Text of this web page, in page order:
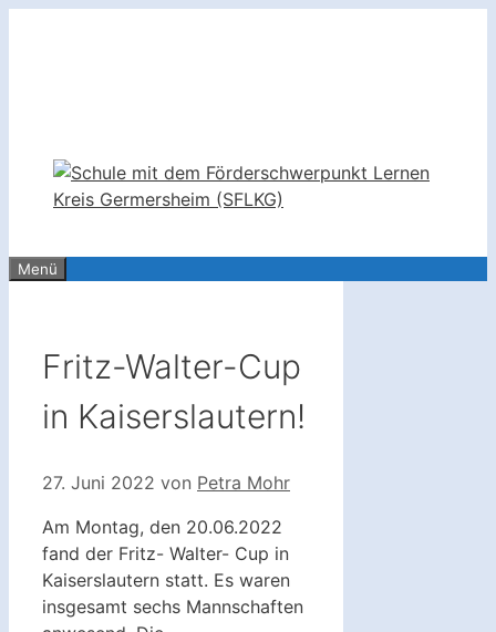
Menü
Fritz-Walter-Cup
in Kaiserslautern!
27. Juni 2022 von Petra Mohr
Am Montag, den 20.06.2022
fand der Fritz- Walter- Cup in
Kaiserslautern statt. Es waren
insgesamt sechs Mannschaften